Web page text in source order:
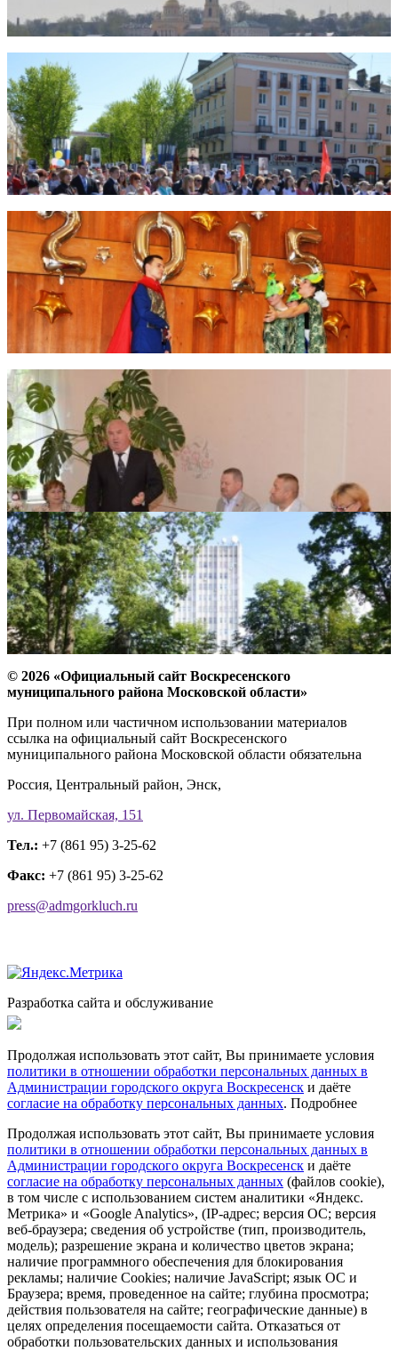
© 2026 «Официальный сайт Воскресенского
муниципального района Московской области»
При полном или частичном использовании материалов
ссылка на официальный сайт Воскресенского
муниципального района Московской области обязательна
Россия, Центральный район, Энск,
ул. Первомайская, 151
Тел.: +7 (861 95) 3-25-62
Факс: +7 (861 95) 3-25-62
press@admgorkluch.ru
Разработка сайта и обслуживание
Продолжая использовать этот сайт, Вы принимаете условия
политики в отношении обработки персональных данных в
Администрации городского округа Воскресенск и даёте
согласие на обработку персональных данных. Подробнее
Продолжая использовать этот сайт, Вы принимаете условия
политики в отношении обработки персональных данных в
Администрации городского округа Воскресенск и даёте
согласие на обработку персональных данных (файлов cookie),
в том числе с использованием систем аналитики «Яндекс.
Метрика» и «Google Analytics», (IP-адрес; версия ОС; версия
веб-браузера; сведения об устройстве (тип, производитель,
модель); разрешение экрана и количество цветов экрана;
наличие программного обеспечения для блокирования
рекламы; наличие Cookies; наличие JavaScript; язык ОС и
Браузера; время, проведенное на сайте; глубина просмотра;
действия пользователя на сайте; географические данные) в
целях определения посещаемости сайта. Отказаться от
обработки пользовательских данных и использования